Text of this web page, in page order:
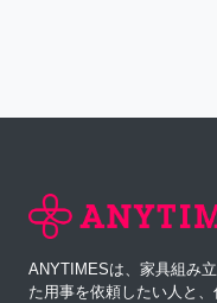
ANYTIMESは、家具組み
た用事を依頼したい人と